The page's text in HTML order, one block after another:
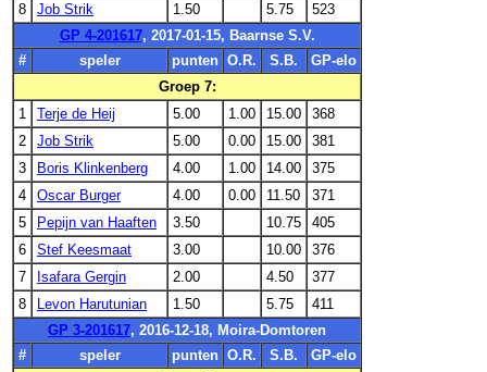
8
Job Strik 1.50 5.75
523
GP 4-201617, 2017-01-15, Baarnse S.V.
#
speler punten O.R. S.B.
GP-elo
Groep 7:
1
Terje de Heij 5.00 1.00 15.00
368
2
Job Strik 5.00 0.00 15.00
381
3
Boris Klinkenberg 4.00 1.00 14.00
375
4
Oscar Burger 4.00 0.00 11.50
371
5
Pepijn van Haaften 3.50 10.75
405
6
Stef Keesmaat 3.00 10.00
376
7
Isafara Gergin 2.00 4.50
377
8
Levon Harutunian 1.50 5.75
411
GP 3-201617, 2016-12-18, Moira-Domtoren
#
speler punten O.R. S.B.
GP-elo